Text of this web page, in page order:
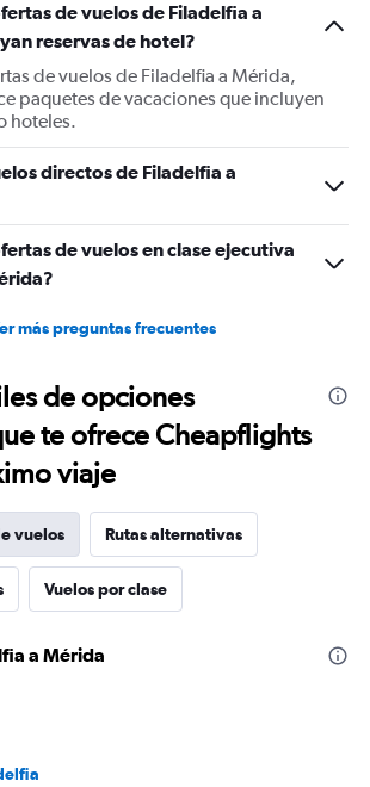
de vuelos de Filadelfia a
reservas de hotel?
de vuelos de Filadelfia a Mérida,
paquetes de vacaciones que incluyen
hoteles.
directos de Filadelfia a
de vuelos en clase ejecutiva
más preguntas frecuentes
de opciones
te ofrece Cheapflights
viaje
vuelos Rutas alternativas
Vuelos por clase
a Mérida